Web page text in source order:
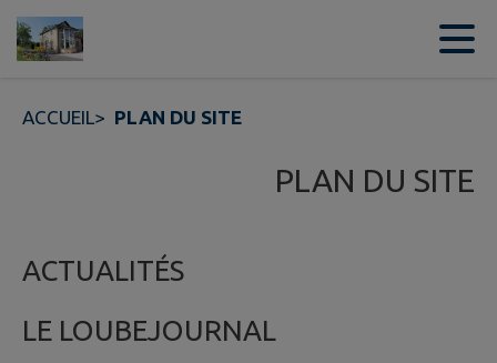
Contenu
ACCUEIL> PLAN DU SITE
PLAN DU SITE
ACTUALITÉS
LE LOUBEJOURNAL